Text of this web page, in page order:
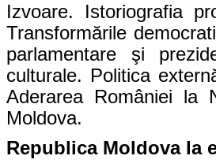
Izvoare. Istoriografia
Transformările
parlamentare şi
culturale. Politica
Aderarea României la
Moldova.
Republica Moldova la